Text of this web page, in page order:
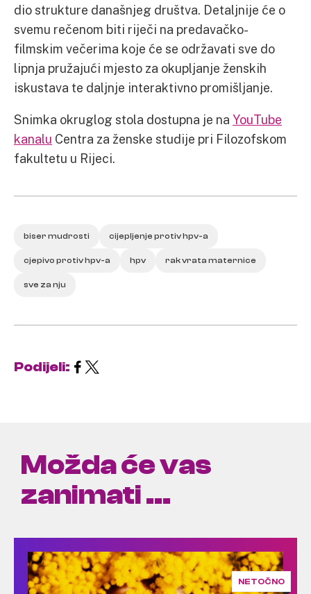
dio strukture današnjeg društva. Detaljnije će o
svemu rečenom biti riječi na predavačko-
filmskim večerima koje će se održavati sve do
lipnja pružajući mjesto za okupljanje ženskih
iskustava te daljnje interaktivno promišljanje.
Snimka okruglog stola dostupna je na YouTube
kanalu Centra za ženske studije pri Filozofskom
fakultetu u Rijeci.
biser mudrosti cijepljenje protiv hpv-a
cjepivo protiv hpv-a hpv rak vrata maternice
sve za nju
Podijeli:
Možda će vas
zanimati ...
NETOČNO